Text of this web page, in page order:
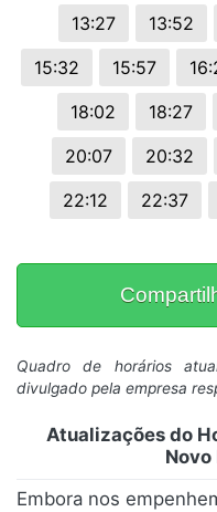
13:27
13:52
15:32
15:57
18:02
18:27
20:07
20:32
22:12
22:37
Quadro de horários
divulgado pela empresa
Atualizações do
Novo
Embora nos